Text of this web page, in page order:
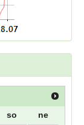
so ne